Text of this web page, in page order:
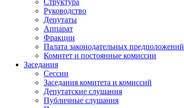
Структура
Руководство
Депутаты
Аппарат
Фракции
Палата законодательных предположений
Комитет и постоянные комиссии
Заседания
Сессии
Заседания комитета и комиссий
Депутатские слушания
Публичные слушания